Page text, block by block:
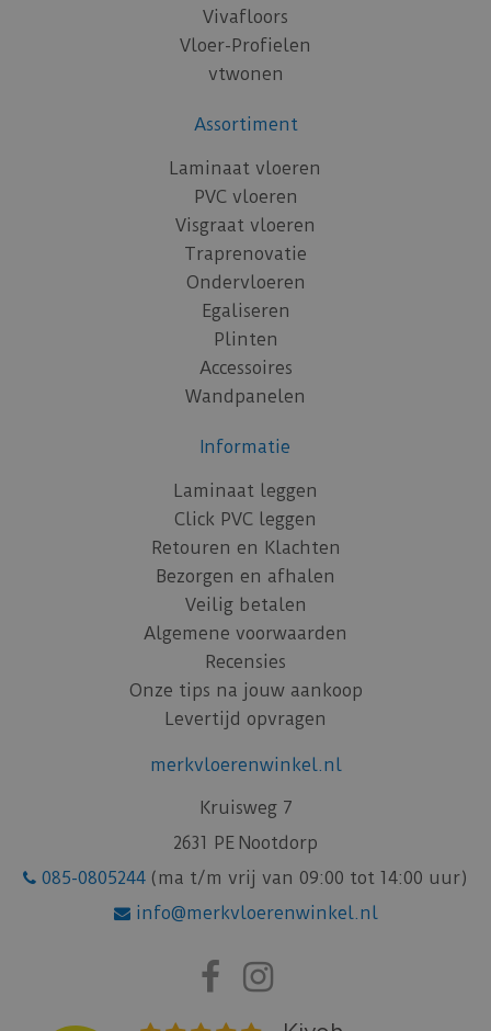
Vivafloors
Vloer-Profielen
vtwonen
Assortiment
Laminaat vloeren
PVC vloeren
Visgraat vloeren
Traprenovatie
Ondervloeren
Egaliseren
Plinten
Accessoires
Wandpanelen
Informatie
Laminaat leggen
Click PVC leggen
Retouren en Klachten
Bezorgen en afhalen
Veilig betalen
Algemene voorwaarden
Recensies
Onze tips na jouw aankoop
Levertijd opvragen
merkvloerenwinkel.nl
Kruisweg 7
2631 PE Nootdorp
085-0805244 (ma t/m vrij van 09:00 tot 14:00 uur)
info@merkvloerenwinkel.nl